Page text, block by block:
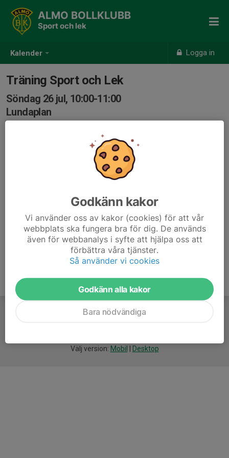
Kalender Logga in
ALMO BOLLKLUBB
Sport och lek
Träning Sport och Lek
Söndag 26 jul, 10:00-11:00
Lundaplan
Välj version: Mobil Desktop
Godkänn kakor
Vi använder oss av kakor (cookies) för att vår
webbplats ska fungera bra för dig. De används
även för webbanalys i syfte att hjälpa oss att
förbättra våra tjänster.
Så använder vi cookies
Godkänn alla kakor
Bara nödvändiga